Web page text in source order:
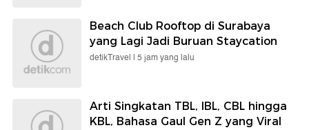
Beach Club Rooftop di Surabaya
yang Lagi Jadi Buruan Staycation
detikTravel | 5 jam yang lalu
Arti Singkatan TBL, IBL, CBL hingga
KBL, Bahasa Gaul Gen Z yang Viral